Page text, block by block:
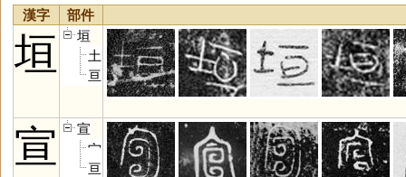
漢字 部件
垣
垣
土
亘
宣
宣
宀
亘